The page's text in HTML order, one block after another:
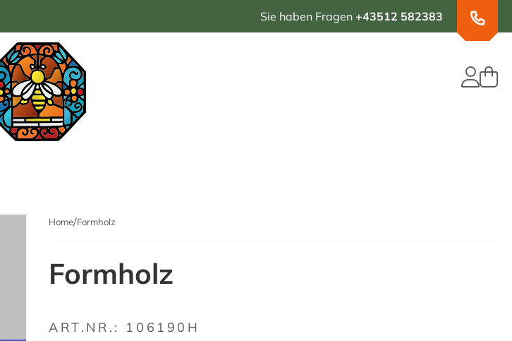
Sie haben Fragen +43512 582383
Home Formholz
Formholz
ART.NR.: 106190H